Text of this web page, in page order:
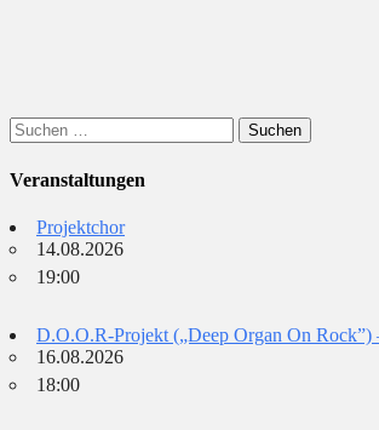
Suchen
nach:
Veranstaltungen
Projektchor
14.08.2026
19:00
D.O.O.R-Projekt („Deep Organ On
16.08.2026
18:00